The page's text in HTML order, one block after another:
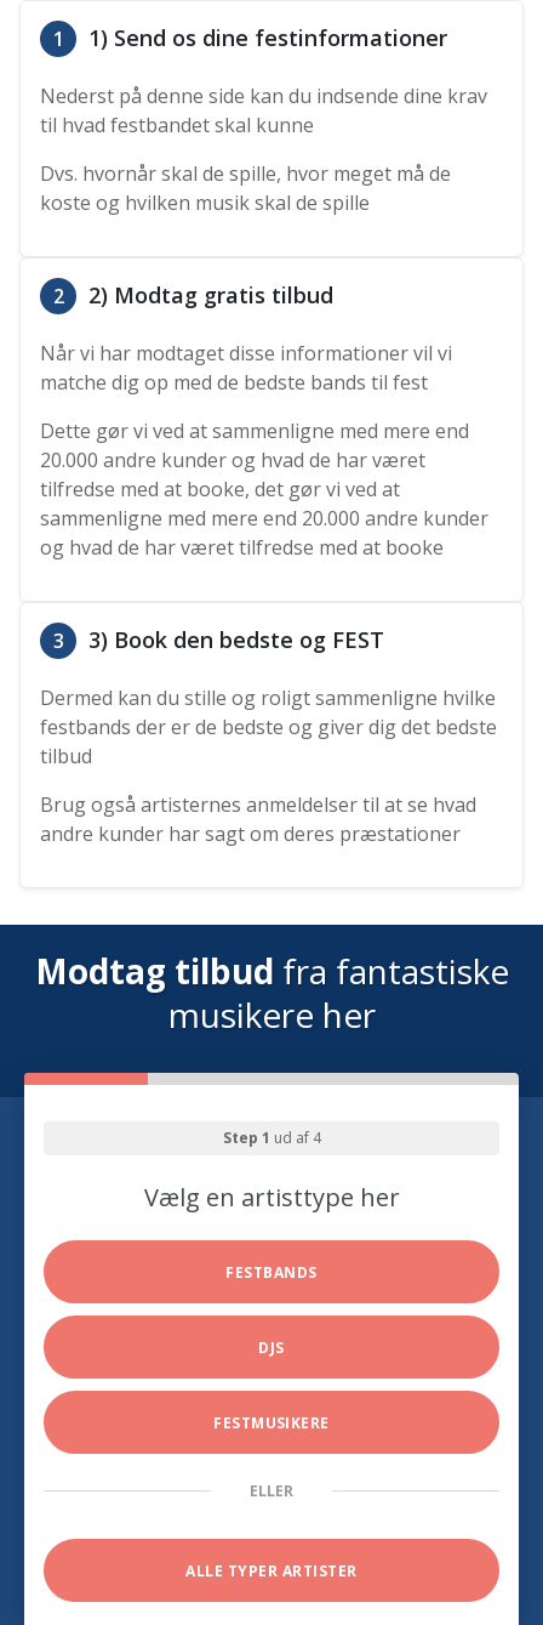
1 1) Send os dine festinformationer
Nederst på denne side kan du indsende dine krav
til hvad festbandet skal kunne
Dvs. hvornår skal de spille, hvor meget må de
koste og hvilken musik skal de spille
2 2) Modtag gratis tilbud
Når vi har modtaget disse informationer vil vi
matche dig op med de bedste bands til fest
Dette gør vi ved at sammenligne med mere end
20.000 andre kunder og hvad de har været
tilfredse med at booke, det gør vi ved at
sammenligne med mere end 20.000 andre kunder
og hvad de har været tilfredse med at booke
3 3) Book den bedste og FEST
Dermed kan du stille og roligt sammenligne hvilke
festbands der er de bedste og giver dig det bedste
tilbud
Brug også artisternes anmeldelser til at se hvad
andre kunder har sagt om deres præstationer
Modtag tilbud fra fantastiske
musikere her
Step 1 ud af 4
Vælg en artisttype her
FESTBANDS
DJS
FESTMUSIKERE
ELLER
ALLE TYPER ARTISTER